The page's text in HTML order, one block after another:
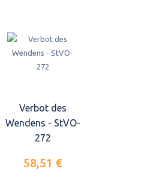
Verbot des
Wendens - StVO-
272
58,51 €